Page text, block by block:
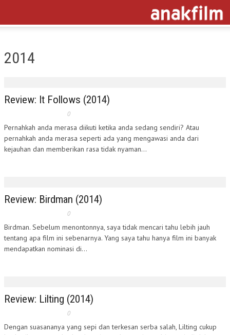
2014
Review: It Follows (2014)
0
Pernahkah anda merasa diikuti ketika anda sedang sendiri? Atau
pernahkah anda merasa seperti ada yang mengawasi anda dari
kejauhan dan memberikan rasa tidak nyaman...
Review: Birdman (2014)
0
Birdman. Sebelum menontonnya, saya tidak mencari tahu lebih jauh
tentang apa film ini sebenarnya. Yang saya tahu hanya film ini banyak
mendapatkan nominasi di...
Review: Lilting (2014)
0
Dengan suasananya yang sepi dan terkesan serba salah, Lilting cukup